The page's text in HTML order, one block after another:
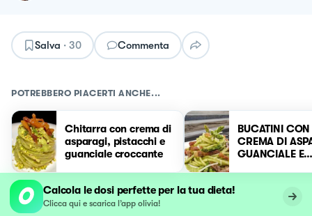
Salva · 30 Commenta
POTREBBERO PIACERTI ANCHE...
Chitarra con crema di
asparagi, pistacchi e
guanciale croccante
BUCATINI CON
CREMA DI
GUANCIALE E
Calcola le dosi perfette per la tua dieta!
Clicca qui e scarica l’app olivia!